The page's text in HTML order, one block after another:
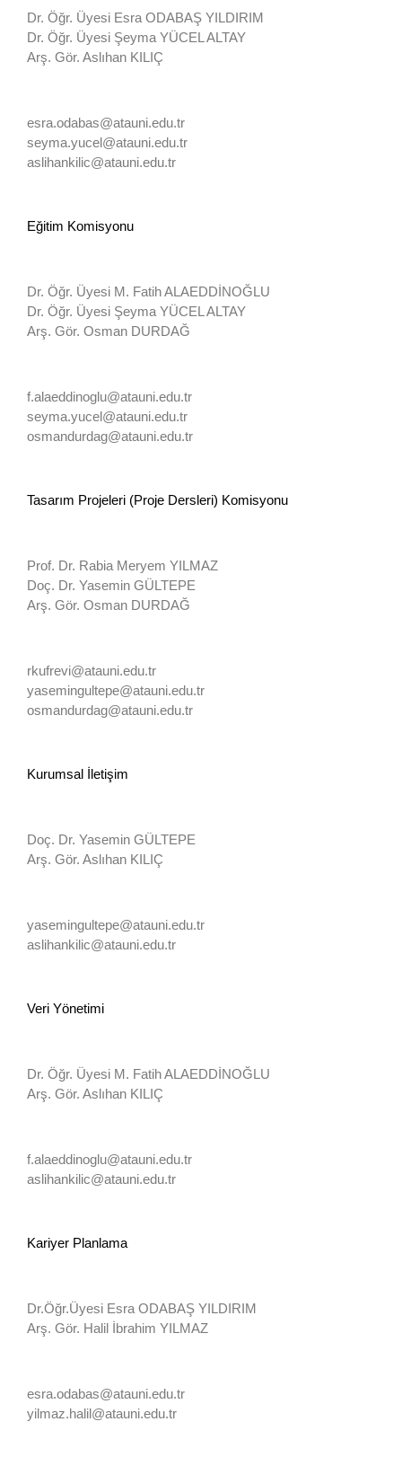
Dr. Öğr. Üyesi Esra ODABAŞ YILDIRIM
Dr. Öğr. Üyesi Şeyma YÜCEL ALTAY
Arş. Gör. Aslıhan KILIÇ
esra.odabas@atauni.edu.tr
seyma.yucel@atauni.edu.tr
aslihankilic@atauni.edu.tr
Eğitim Komisyonu
Dr. Öğr. Üyesi M. Fatih ALAEDDİNOĞLU
Dr. Öğr. Üyesi Şeyma YÜCEL ALTAY
Arş. Gör. Osman DURDAĞ
f.alaeddinoglu@atauni.edu.tr
seyma.yucel@atauni.edu.tr
osmandurdag@atauni.edu.tr
Tasarım Projeleri (Proje Dersleri) Komisyonu
Prof. Dr. Rabia Meryem YILMAZ
Doç. Dr. Yasemin GÜLTEPE
Arş. Gör. Osman DURDAĞ
rkufrevi@atauni.edu.tr
yasemingultepe@atauni.edu.tr
osmandurdag@atauni.edu.tr
Kurumsal İletişim
Doç. Dr. Yasemin GÜLTEPE
Arş. Gör. Aslıhan KILIÇ
yasemingultepe@atauni.edu.tr
aslihankilic@atauni.edu.tr
Veri Yönetimi
Dr. Öğr. Üyesi M. Fatih ALAEDDİNOĞLU
Arş. Gör. Aslıhan KILIÇ
f.alaeddinoglu@atauni.edu.tr
aslihankilic@atauni.edu.tr
Kariyer Planlama
Dr.Öğr.Üyesi Esra ODABAŞ YILDIRIM
Arş. Gör. Halil İbrahim YILMAZ
esra.odabas@atauni.edu.tr
yilmaz.halil@atauni.edu.tr